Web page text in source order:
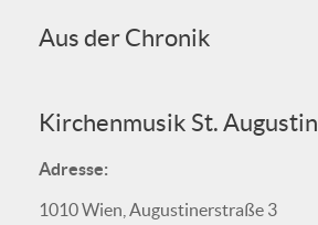
Aus der Chronik
Kirchenmusik St. Augustin
Adresse:
1010 Wien, Augustinerstraße 3